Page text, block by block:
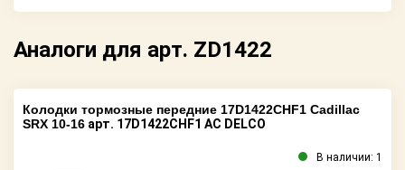
Аналоги для арт. ZD1422
Колодки тормозные передние 17D1422CHF1 Cadillac
SRX 10-16 арт. 17D1422CHF1 AC DELCO
В наличии: 1